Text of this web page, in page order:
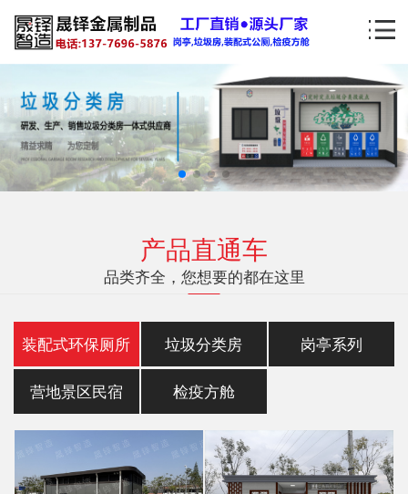
产品直通车
品类齐全，您想要的都在这里
装配式环保厕所 垃圾分类房 岗亭系列
营地景区民宿 检疫方舱